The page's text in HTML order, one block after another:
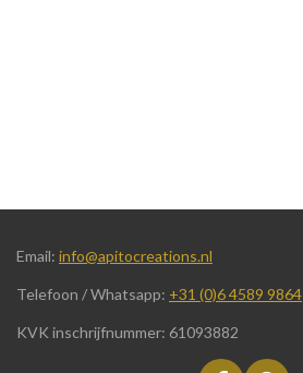
Email: info@apitocreations.nl
Telefoon / Whatsapp: +31 (0)6 4589 9864
KVK inschrijfnummer: 61093882